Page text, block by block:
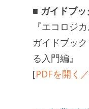
■ ガイドブッ
『エコロジ
ガイドブッ
る入門編』
[PDFを開く